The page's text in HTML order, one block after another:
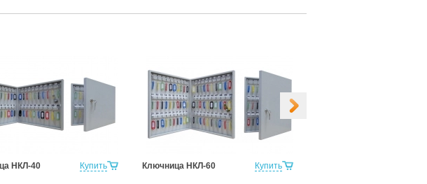
Купить
НКЛ-40 Купить
Ключница НКЛ-60